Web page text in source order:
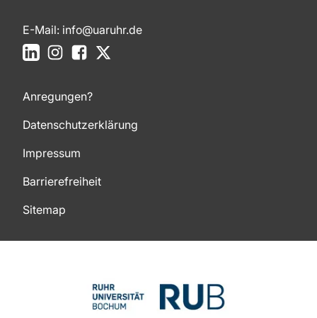
E-Mail: info@uaruhr.de
LinkedInInstagramFacebook
Anregungen?
Datenschutzerklärung
Impressum
Barrierefreiheit
Sitemap